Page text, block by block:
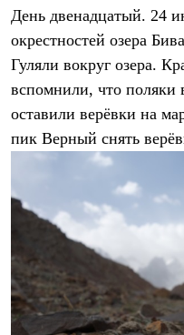
День двенадцатый. 24
окрестностей озера
Гуляли вокруг озера.
вспомнили, что поляки
оставили верёвки на
пик Верный снять